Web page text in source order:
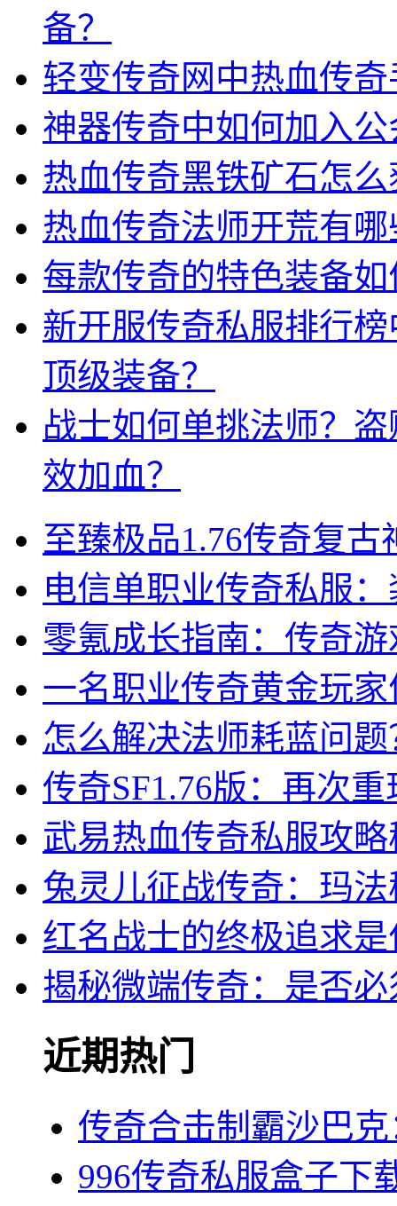
备？
轻变传奇网中热血传
神器传奇中如何加入公
热血传奇黑铁矿石怎
热血传奇法师开荒有
每款传奇的特色装备
新开服传奇私服排行
顶级装备？
战士如何单挑法师？
效加血？
至臻极品1.76传奇复
电信单职业传奇私服
零氪成长指南：传奇
一名职业传奇黄金玩
怎么解决法师耗蓝问题
传奇SF1.76版：再次
武易热血传奇私服攻
兔灵儿征战传奇：玛
红名战士的终极追求
揭秘微端传奇：是否
近期热门
传奇合击制霸沙巴
996传奇私服盒子下